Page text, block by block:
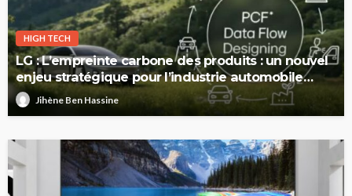
HIGH TECH
LG : L’empreinte carbone des produits : un nouvel
enjeu stratégique pour l’industrie automobile
européenne
Jihène Ben Hassine